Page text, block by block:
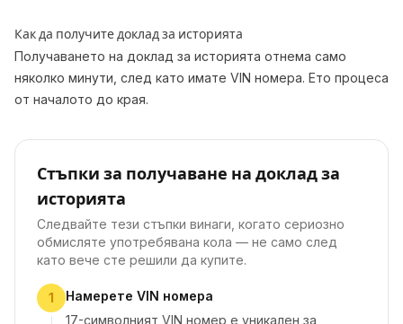
Как да получите доклад за историята
Получаването на доклад за историята отнема само
няколко минути, след като имате VIN номера. Ето процеса
от началото до края.
Стъпки за получаване на доклад за
историята
Следвайте тези стъпки винаги, когато сериозно
обмисляте употребявана кола — не само след
като вече сте решили да купите.
1
Намерете VIN номера
17-символният VIN номер е уникален за